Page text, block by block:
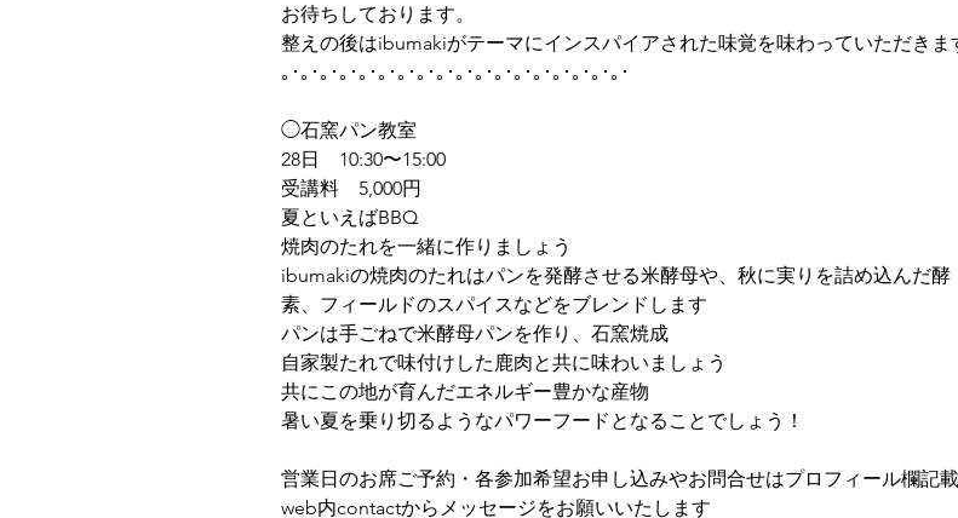
お待ちしております。
整えの後はibumakiがテーマにインスパイアされた味覚を味わっていただきま
｡･｡･｡･｡･｡･｡･｡･｡･｡･｡･｡･｡･｡･｡･｡･｡･｡･｡･
◯石窯パン教室
28日　10:30〜15:00
受講料　5,000円
夏といえばBBQ
焼肉のたれを一緒に作りましょう
ibumakiの焼肉のたれはパンを発酵させる米酵母や、秋に実りを詰め込んだ酵
素、フィールドのスパイスなどをブレンドします
パンは手ごねで米酵母パンを作り、石窯焼成
自家製たれで味付けした鹿肉と共に味わいましょう
共にこの地が育んだエネルギー豊かな産物
暑い夏を乗り切るようなパワーフードとなることでしょう！
営業日のお席ご予約・各参加希望お申し込みやお問合せはプロフィール欄記
web内contactからメッセージをお願いいたします